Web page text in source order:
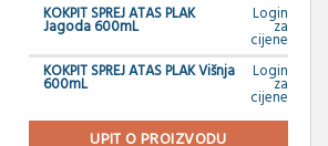
KOKPIT SPREJ ATAS PLAK
Jagoda 600mL
Login
za
cijene
KOKPIT SPREJ ATAS PLAK Višnja
600mL
Login
za
cijene
UPIT O PROIZVODU